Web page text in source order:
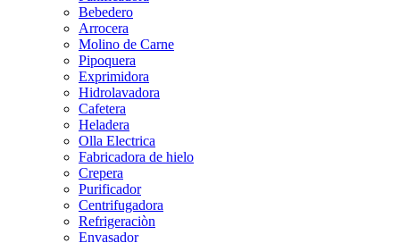
Bebedero
Arrocera
Molino de Carne
Pipoquera
Exprimidora
Hidrolavadora
Cafetera
Heladera
Olla Electrica
Fabricadora de hielo
Crepera
Purificador
Centrifugadora
Refrigeraciòn
Envasador